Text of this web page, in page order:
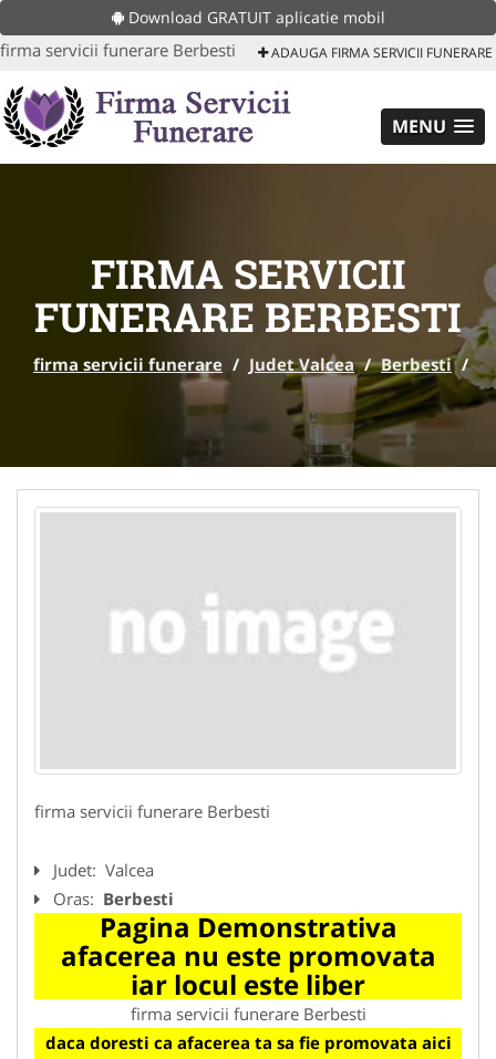
Download GRATUIT aplicatie mobil
firma servicii funerare Berbesti ADAUGA FIRMA SERVICII FUNERARE
MENU
FIRMA SERVICII
FUNERARE BERBESTI
firma servicii funerare / Judet Valcea / Berbesti /
firma servicii funerare Berbesti
Judet: Valcea
Oras: Berbesti
Pagina Demonstrativa
afacerea nu este promovata
iar locul este liber
firma servicii funerare Berbesti
daca doresti ca afacerea ta sa fie promovata aici